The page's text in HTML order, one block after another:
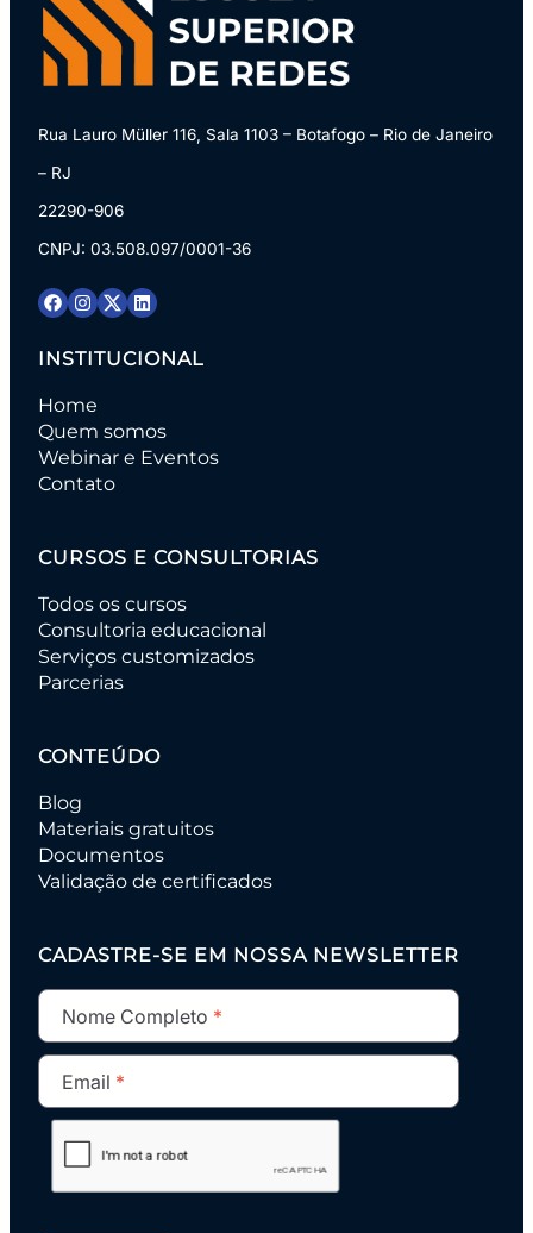
Rua Lauro Müller 116, Sala 1103 – Botafogo – Rio de Janeiro
– RJ
22290-906
CNPJ: 03.508.097/0001-36
INSTITUCIONAL
Home
Quem somos
Webinar e Eventos
Contato
CURSOS E CONSULTORIAS
Todos os cursos
Consultoria educacional
Serviços customizados
Parcerias
CONTEÚDO
Blog
Materiais gratuitos
Documentos
Validação de certificados
CADASTRE-SE EM NOSSA NEWSLETTER
Nome Completo
Email